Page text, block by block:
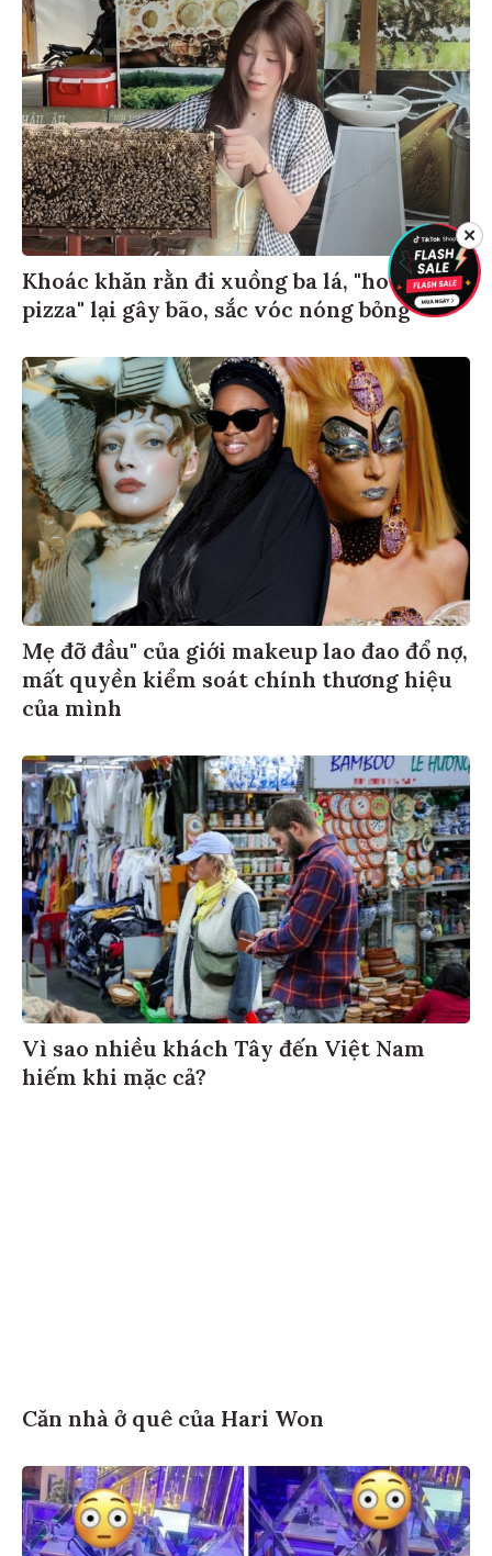
Khoác khăn rằn đi xuồng ba lá, "hot girl
pizza" lại gây bão, sắc vóc nóng bỏng
Mẹ đỡ đầu" của giới makeup lao đao đổ nợ,
mất quyền kiểm soát chính thương hiệu
của mình
Vì sao nhiều khách Tây đến Việt Nam
hiếm khi mặc cả?
Căn nhà ở quê của Hari Won
✕